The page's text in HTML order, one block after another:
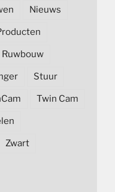
Nieuws
Ruwbouw
Stuur
Twin Cam
Zwart